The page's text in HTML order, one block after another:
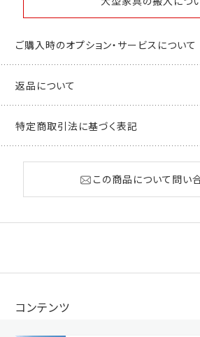
ご購入時のオプション・サービスについて
返品について
特定商取引法に基づく表記
この商品について問い
コンテンツ